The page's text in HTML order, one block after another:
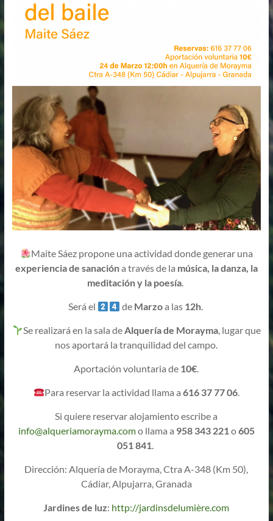
Maite Sáez propone una actividad donde generar una
experiencia de sanacióna través de la música, la danza, la
meditación y la poesía.
Será el de Marzoa las 12h.
Se realizará en la sala deAlquería de Morayma, lugar que
nos aportará la tranquilidad del campo.
Aportación voluntaria de 10€.
Para reservar la actividad llama a616 37 77 06.
Si quiere reservar alojamiento escribe a
info@alqueriamorayma.como llama a 958 343 221o605
051 841.
Dirección: Alquería de Morayma, Ctra A-348 (Km 50),
Cádiar, Alpujarra, Granada
Jardines de luz: http://jardinsdelumière.com